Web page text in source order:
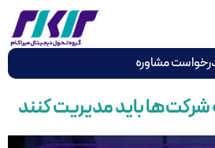
مشاوره